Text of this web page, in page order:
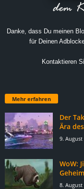
Danke, dass Du meinen
für Deinen
Kontaktieren
Mehr erfahren
Der
Ära
9. August
WoW:
8. August